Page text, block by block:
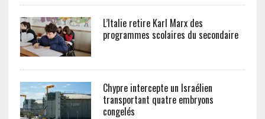
L’Italie retire Karl Marx des
programmes scolaires du secondaire
Chypre intercepte un Israélien
transportant quatre embryons
congelés